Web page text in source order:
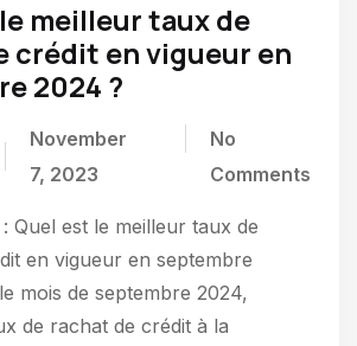
meilleur taux de
crédit en vigueur en
2024 ?
November
7, 2023
No
Comments
Quel est le meilleur taux de
en vigueur en septembre
mois de septembre 2024,
de rachat de crédit à la